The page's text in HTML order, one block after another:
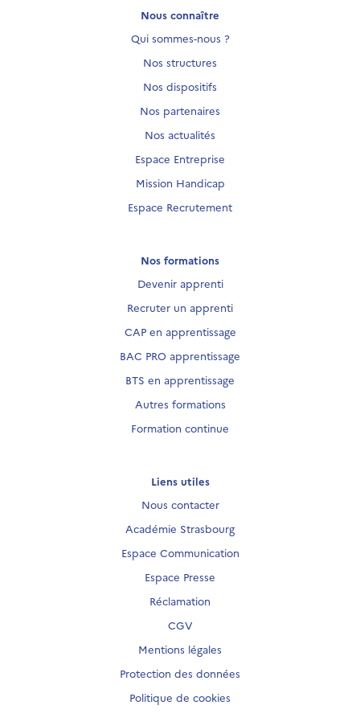
Nous connaître
Qui sommes-nous ?
Nos structures
Nos dispositifs
Nos partenaires
Nos actualités
Espace Entreprise
Mission Handicap
Espace Recrutement
Nos formations
Devenir apprenti
Recruter un apprenti
CAP en apprentissage
BAC PRO apprentissage
BTS en apprentissage
Autres formations
Formation continue
Liens utiles
Nous contacter
Académie Strasbourg
Espace Communication
Espace Presse
Réclamation
CGV
Mentions légales
Protection des données
Politique de cookies